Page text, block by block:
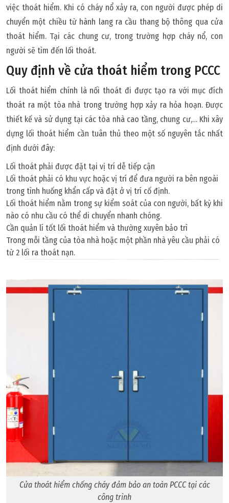
việc thoát hiểm. Khi có cháy nổ xảy ra, con người được phép di
chuyển một chiều từ hành lang ra cầu thang bộ thông qua cửa
thoát hiểm. Tại các chung cư, trong trường hợp cháy nổ, con
người sẽ tìm đến lối thoát.
Quy định về cửa thoát hiểm trong PCCC
Lối thoát hiểm chính là nối thoát đi được tạo ra với mục đích
thoát ra một tòa nhà trong trường hợp xảy ra hỏa hoạn. Được
thiết kế và sử dụng tại các tòa nhà cao tầng, chung cư,… Khi xây
dựng lối thoát hiểm cần tuân thủ theo một số nguyên tắc nhất
định dưới đây:
Lối thoát phải được đặt tại vị trí dễ tiếp cận
Lối thoát phải có khu vực hoặc vị trí để đưa người ra bên ngoài
trong tình huống khẩn cấp và đặt ở vị trí cố định.
Lối thoát hiểm nằm trong sự kiểm soát của con người, bất kỳ khi
nào có nhu cầu có thể di chuyển nhanh chóng.
Cần quản lí tốt lối thoát hiểm và thường xuyên bảo trì
Trong mỗi tầng của tòa nhà hoặc một phần nhà yêu cầu phải có
từ 2 lối ra thoát nạn.
Cửa thoát hiểm chống cháy đảm bảo an toàn PCCC tại các
công trình